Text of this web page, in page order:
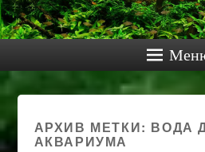
АРХИВ МЕТКИ: ВОДА
АКВАРИУМА